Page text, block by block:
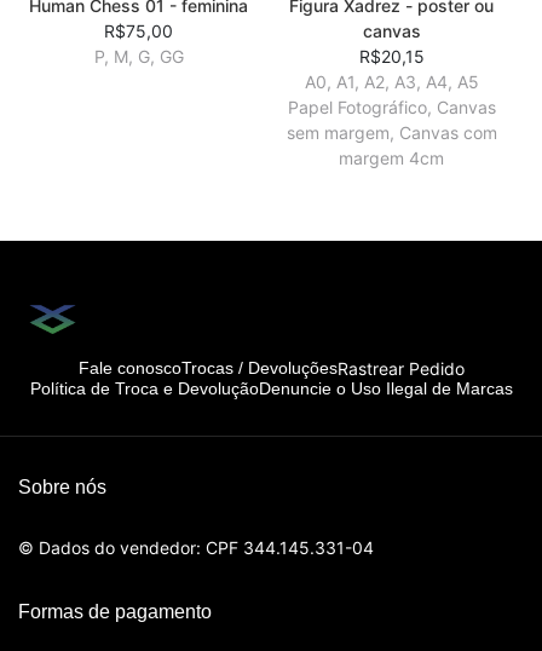
Human Chess 01 - feminina
R$75,00
P, M, G, GG
Figura Xadrez - poster ou
canvas
R$20,15
A0, A1, A2, A3, A4, A5
Papel Fotográfico, Canvas
sem margem, Canvas com
margem 4cm
Fale conoscoTrocas / DevoluçõesRastrear Pedido
Política de Troca e DevoluçãoDenuncie o Uso Ilegal de Marcas
Sobre nós
© Dados do vendedor: CPF 344.145.331-04
Formas de pagamento